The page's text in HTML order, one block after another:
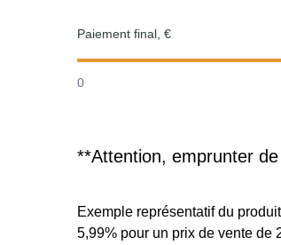
Paiement final, €
0
**Attention, emprunter de
Exemple représentatif du
5,99% pour un prix de vente de